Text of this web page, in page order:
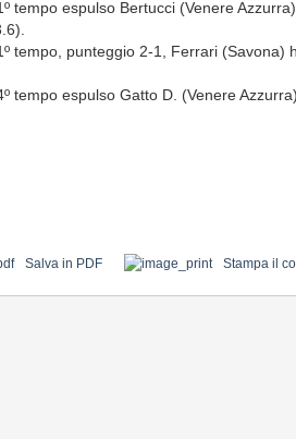
tempo espulso Bertucci (Venere
tempo, punteggio 2-1, Ferrari (Savona)
tempo espulso Gatto D. (Venere
Salva in PDF Stampa il